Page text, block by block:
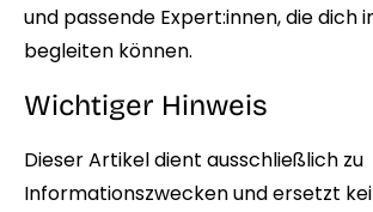
und passende Expert:innen, die dich
begleiten können.
Wichtiger Hinweis
Dieser Artikel dient ausschließlich zu
Informationszwecken und ersetzt